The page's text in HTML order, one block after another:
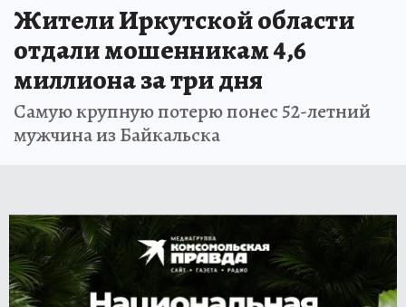
Жители Иркутской области
отдали мошенникам 4,6
миллиона за три дня
Самую крупную потерю понес 52-летний
мужчина из Байкальска